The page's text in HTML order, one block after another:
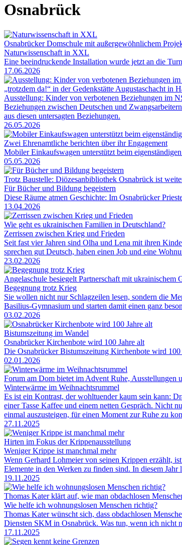
Osnabrück
Osnabrücker Domschule mit außergewöhnlichem
Naturwissenschaft in XXL
Eine beeindruckende Installation wurde jetzt an die
17.06.2026
„trotzdem da!“ in der Gedenkstätte Augustaschacht in
Ausstellung: Kinder von verbotenen Beziehungen im
Beziehungen zwischen Deutschen und
aus diesen untersagten Beziehungen.
26.05.2026
Zwei Ehrenamtliche berichten über ihr Engagement
Mobiler Einkaufswagen unterstützt beim
05.05.2026
Trotz Baustelle: Diözesanbibliothek Osnabrück ist
Für Bücher und Bildung begeistern
Diese Räume atmen Geschichte: Im Osnabrücker
13.04.2026
Wie geht es ukrainischen Familien in Deutschland?
Zerrissen zwischen Krieg und Frieden
Seit fast vier Jahren sind Olha und Lena mit ihren
sprechen gut Deutsch, haben einen Job und eine
23.02.2026
Angelaschule besiegelt Partnerschaft mit ukrainischem
Begegnung trotz Krieg
Sie wollen nicht nur Schlagzeilen lesen, sondern die
Basilius-Gymnasium und starten damit einen ganz
03.02.2026
Bistumszeitung im Wandel
Osnabrücker Kirchenbote wird 100 Jahre alt
Die Osnabrücker Bistumszeitung Kirchenbote wird
02.01.2026
Forum am Dom bietet im Advent Ruhe, Ausstellungen
Winterwärme im Weihnachtsrummel
Es ist ein Kontrast, der wohltuender kaum sein kann:
einer Tasse Kaffee und einem netten Gespräch. Nicht
einmal auszusteigen, für einen Moment zur Ruhe zu
27.11.2025
Hirten im Fokus der Krippenausstellung
Weniger Krippe ist manchmal mehr
Wenn Gerhard Lohmeier von seinen Krippen erzählt,
Elemente in den Werken zu finden sind. In diesem
19.11.2025
Thomas Kater klärt auf, wie man obdachlosen
Wie helfe ich wohnungslosen Menschen richtig?
Thomas Kater wünscht sich, dass obdachlosen
Diensten SKM in Osnabrück. Was tun, wenn ich nicht
17.11.2025